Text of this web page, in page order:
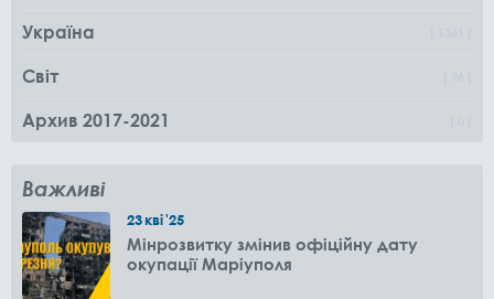
Україна
Світ
Архив 2017-2021
Важливі
23кві'25
Мінрозвитку змінив офіційну дату
окупації Маріуполя